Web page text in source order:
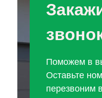
Поможем в
Оставьте
перезвоним